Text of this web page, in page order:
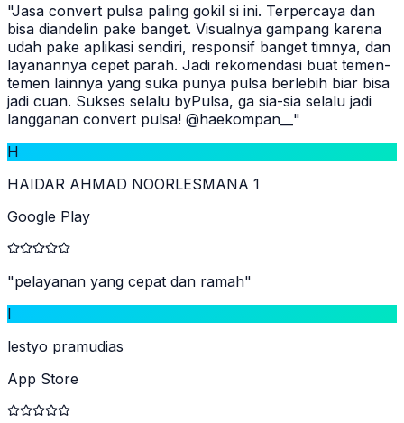
"Jasa convert pulsa paling gokil si ini. Terpercaya dan
bisa diandelin pake banget. Visualnya gampang karena
udah pake aplikasi sendiri, responsif banget timnya, dan
layanannya cepet parah. Jadi rekomendasi buat temen-
temen lainnya yang suka punya pulsa berlebih biar bisa
jadi cuan. Sukses selalu byPulsa, ga sia-sia selalu jadi
langganan convert pulsa! @haekompan__ "
H
HAIDAR AHMAD NOORLESMANA 1
Google Play
"pelayanan yang cepat dan ramah"
l
lestyo pramudias
App Store